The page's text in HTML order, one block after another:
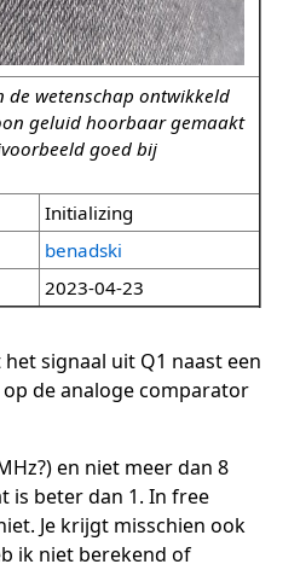
de wetenschap ontwikkeld
geluid hoorbaar gemaakt
goed bij
Initializing
benadski
2023-04-23
signaal uit Q1 naast een
de analoge comparator
en niet meer dan 8
is beter dan 1. In free
Je krijgt misschien ook
ik niet berekend of